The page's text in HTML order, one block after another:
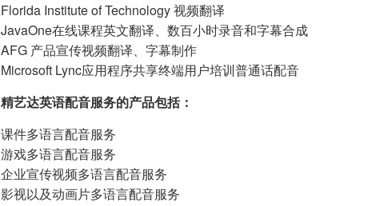
Florida Institute of Technology 视频翻译
JavaOne在线课程英文翻译、数百小时录音和字幕合成
AFG 产品宣传视频翻译、字幕制作
Microsoft Lync应用程序共享终端用户培训普通话配音
精艺达英语配音服务的产品包括：
课件多语言配音服务
游戏多语言配音服务
企业宣传视频多语言配音服务
影视以及动画片多语言配音服务